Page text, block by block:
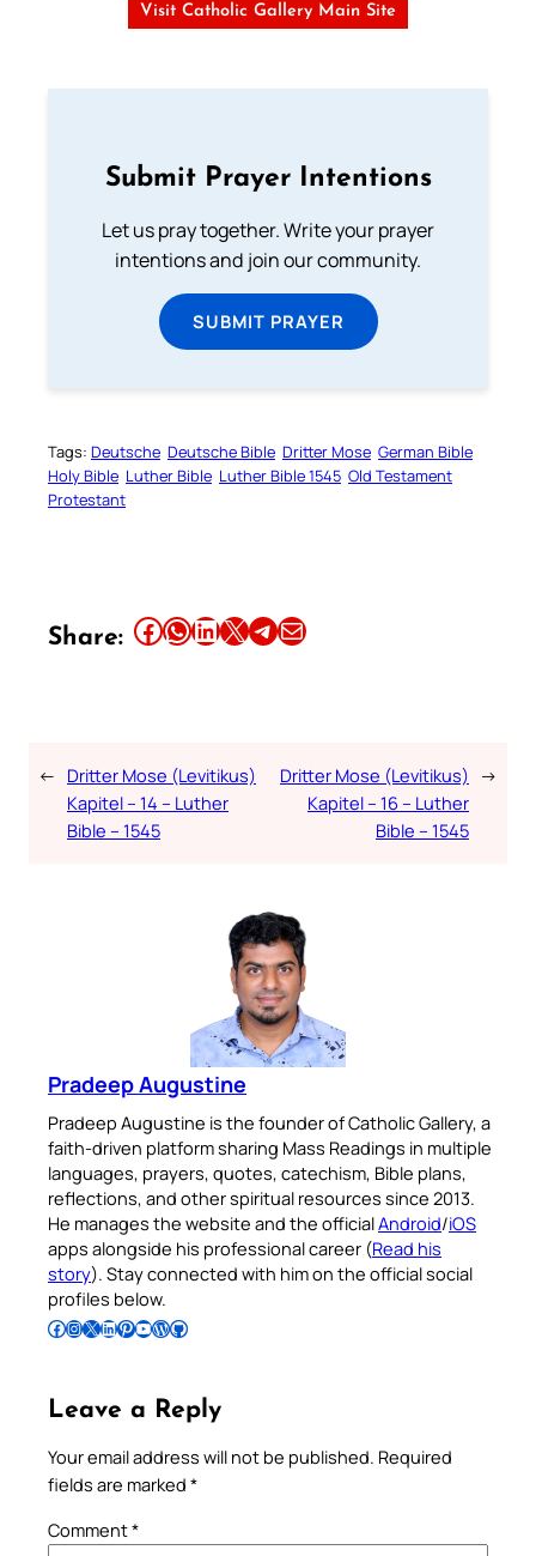
Visit Catholic Gallery Main Site
Submit Prayer Intentions
Let us pray together. Write your prayer
intentions and join our community.
SUBMIT PRAYER
Tags: Deutsche Deutsche Bible Dritter Mose German Bible
Holy Bible Luther Bible Luther Bible 1545 Old Testament
Protestant
Share: Share this article on Facebook Share this article on WhatsApp Share this article on LinkedIn Share this article on X Share this article on TelegramEmail this Article
← Dritter Mose (Levitikus)
Kapitel – 14 – Luther
Bible – 1545
Dritter Mose (Levitikus)
Kapitel – 16 – Luther
Bible – 1545
→
Pradeep Augustine
Pradeep Augustine is the founder of Catholic Gallery, a
faith-driven platform sharing Mass Readings in multiple
languages, prayers, quotes, catechism, Bible plans,
reflections, and other spiritual resources since 2013.
He manages the website and the officialAndroid/iOS
apps alongside his professional career (Read his
story). Stay connected with him on the official social
profiles below.
Follow Pradeep on Facebook Follow Pradeep on InstagramFollow Pradeep on X Follow Pradeep on LinkedIn Follow Pradeep on Pinterest Subscribe to Pradeep’s Youtube Channel Follow Pradeep on WordPress Follow Pradeep on GitHub
Leave a Reply
Your email address will not be published. Required
fields are marked *
Comment*